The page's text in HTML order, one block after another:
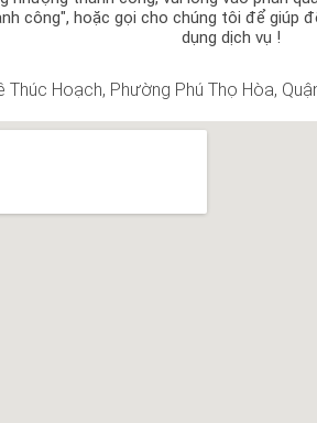
công", hoặc gọi cho chúng tôi để giúp
dụng dịch vụ !
Thúc Hoạch, Phường Phú Thọ Hòa,